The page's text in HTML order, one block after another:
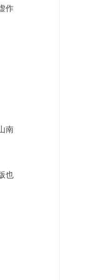
作
南
也